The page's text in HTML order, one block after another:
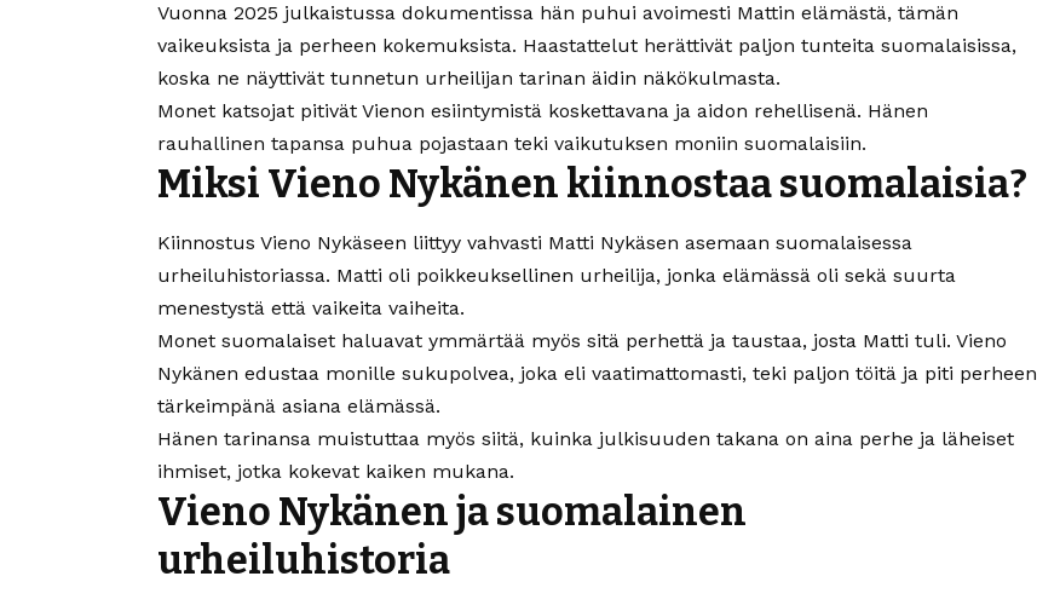
Vuonna 2025 julkaistussa dokumentissa hän puhui avoimesti Mattin elämästä, tämän
vaikeuksista ja perheen kokemuksista. Haastattelut herättivät paljon tunteita suomalaisissa,
koska ne näyttivät tunnetun urheilijan tarinan äidin näkökulmasta.
Monet katsojat pitivät Vienon esiintymistä koskettavana ja aidon rehellisenä. Hänen
rauhallinen tapansa puhua pojastaan teki vaikutuksen moniin suomalaisiin.
Miksi Vieno Nykänen kiinnostaa suomalaisia?
Kiinnostus Vieno Nykäseen liittyy vahvasti Matti Nykäsen asemaan suomalaisessa
urheiluhistoriassa. Matti oli poikkeuksellinen urheilija, jonka elämässä oli sekä suurta
menestystä että vaikeita vaiheita.
Monet suomalaiset haluavat ymmärtää myös sitä perhettä ja taustaa, josta Matti tuli. Vieno
Nykänen edustaa monille sukupolvea, joka eli vaatimattomasti, teki paljon töitä ja piti perheen
tärkeimpänä asiana elämässä.
Hänen tarinansa muistuttaa myös siitä, kuinka julkisuuden takana on aina perhe ja läheiset
ihmiset, jotka kokevat kaiken mukana.
Vieno Nykänen ja suomalainen
urheiluhistoria